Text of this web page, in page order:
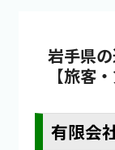
岩手県
【旅客
有限会